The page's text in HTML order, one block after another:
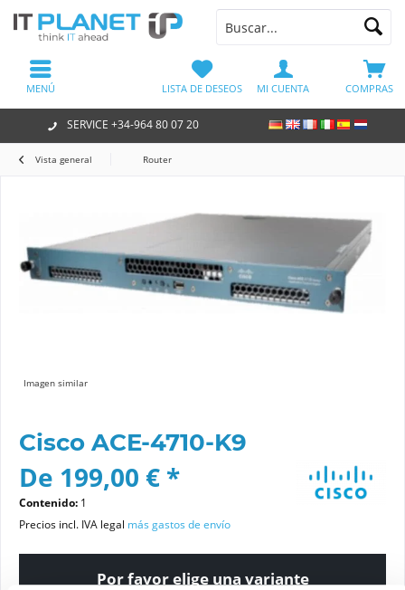
SERVICE +34-964 80 07 20
COMPRAS
LISTA DE DESEOS MI CUENTA
MENÚ
Vista general Router
Imagen similar
Cisco ACE-4710-K9
De 199,00 € *
Contenido: 1
Precios incl. IVA legal más gastos de envío
Por favor elige una variante